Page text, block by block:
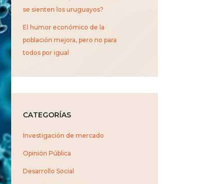
se sienten los uruguayos?
El humor económico de la
población mejora, pero no para
todos por igual
CATEGORÍAS
Investigación de mercado
Opinión Pública
Desarrollo Social